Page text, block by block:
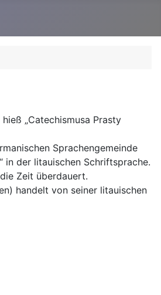
„Catechismusa Prasty
Sprachengemeinde
in der litauischen Schriftsprache.
Zeit überdauert.
handelt von seiner litauischen